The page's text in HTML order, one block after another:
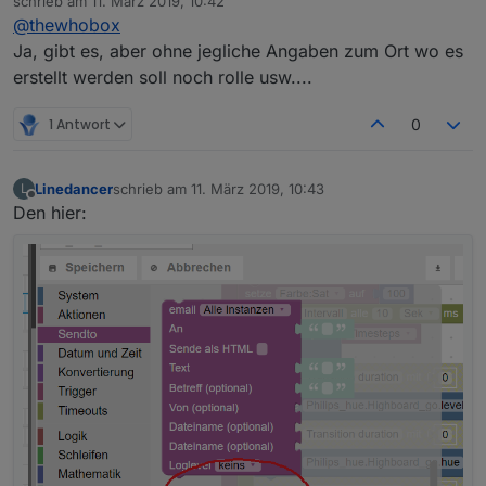
erweitern.
aussprechen"? Aus welchem Adapter hast du das?
zuletzt editiert von
@thewhobox
Ja, gibt es, aber ohne jegliche Angaben zum Ort wo es
erstellt werden soll noch rolle usw....
1 Antwort 0
L
Offline
Linedancerschrieb am 11. März 2019, 10:43
zuletzt editiert von
Den hier: